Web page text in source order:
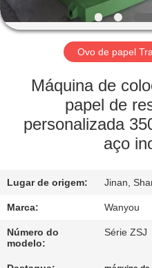
QUEM
SOMOS
FÁBRICA
CONTROLE
FALE
CONOSCO
Ovo de papel
Máquina de
papel de
personalizada
aço
Lugar de origem: Jinan,
Marca: Wanyou
Número do
modelo:
Série ZSJ